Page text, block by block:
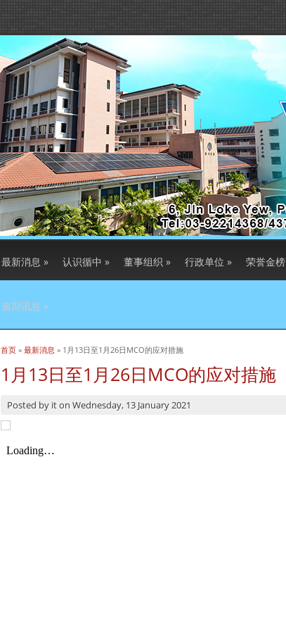
最新消息 » 认识循中 » 董事组织 » 行政单位 » 荣誉金榜
逾期讯息 »
当前位置
首页 » 最新消息 » 1月13日至1月26日MCO的应对措施
1月13日至1月26日MCO的应对措施
Posted by iton Wednesday, 13 January 2021